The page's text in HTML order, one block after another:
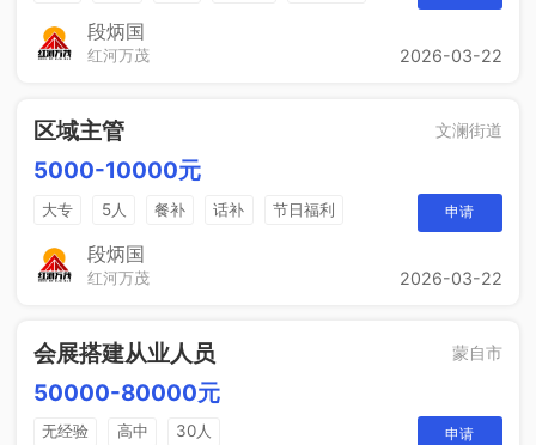
晋升空间
节日福利
段炳国
红河万茂 2026-03-22
区域主管 文澜街道
5000-10000元
大专 5人 餐补 话补
节日福利
带薪年假
工作餐
晋升空间
申请
段炳国
红河万茂 2026-03-22
会展搭建从业人员 蒙自市
50000-80000元
无经验 高中 30人 申请